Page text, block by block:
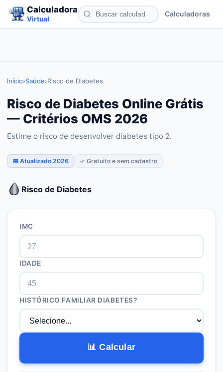
Calculadora
Virtual
Calculadoras
Início›Saúde›Risco de Diabetes
Risco de Diabetes Online Grátis
— Critérios OMS 2026
Estime o risco de desenvolver diabetes tipo 2.
📅 Atualizado 2026 ✓ Gratuito e sem cadastro
🩸 Risco de Diabetes
IMC
IDADE
HISTÓRICO FAMILIAR DIABETES?
📊 Calcular